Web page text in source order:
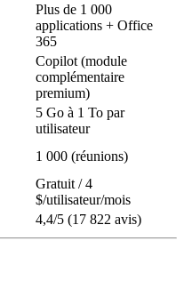
Plus de 1 000
applications + Office
365
Copilot (module
complémentaire
premium)
5 Go à 1 To par
utilisateur
1 000 (réunions)
Gratuit / 4
$/utilisateur/mois
4,4/5 (17 822 avis)